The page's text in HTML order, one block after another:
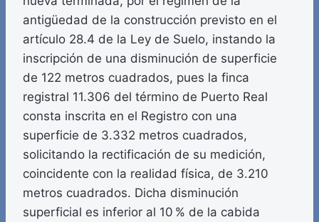
antigüedad de la construcción previsto en el
artículo 28.4 de la Ley de Suelo, instando la
inscripción de una disminución de superficie
de 122 metros cuadrados, pues la finca
registral 11.306 del término de Puerto Real
consta inscrita en el Registro con una
superficie de 3.332 metros cuadrados,
solicitando la rectificación de su medición,
coincidente con la realidad física, de 3.210
metros cuadrados. Dicha disminución
superficial es inferior al 10 % de la cabida